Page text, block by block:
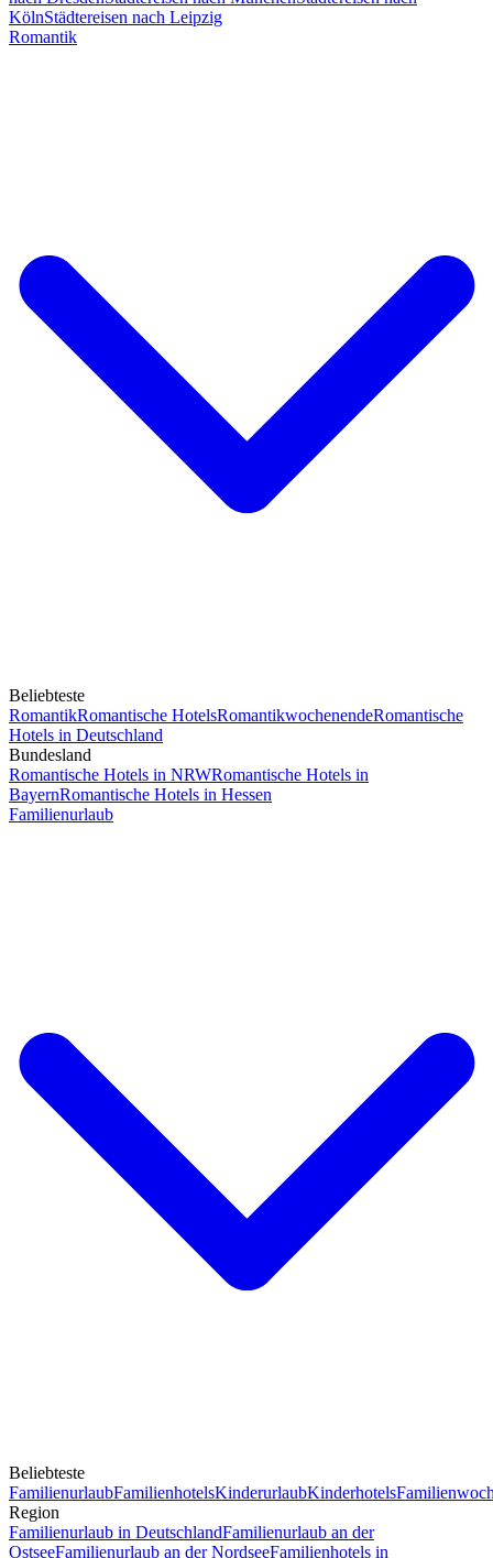
KölnStädtereisen nach Leipzig
Romantik
Beliebteste
RomantikRomantische HotelsRomantikwochenendeRomantische
Hotels in Deutschland
Bundesland
Romantische Hotels in NRWRomantische Hotels in
BayernRomantische Hotels in Hessen
Familienurlaub
Beliebteste
FamilienurlaubFamilienhotelsKinderurlaubKinderhotels
Region
Familienurlaub in DeutschlandFamilienurlaub an der
OstseeFamilienurlaub an der NordseeFamilienhotels in